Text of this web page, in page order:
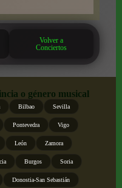
Volver a
Conciertos
o género musical
Bilbao Sevilla
Pontevedra Vigo
León Zamora
Burgos Soria
Donostia-San Sebastián